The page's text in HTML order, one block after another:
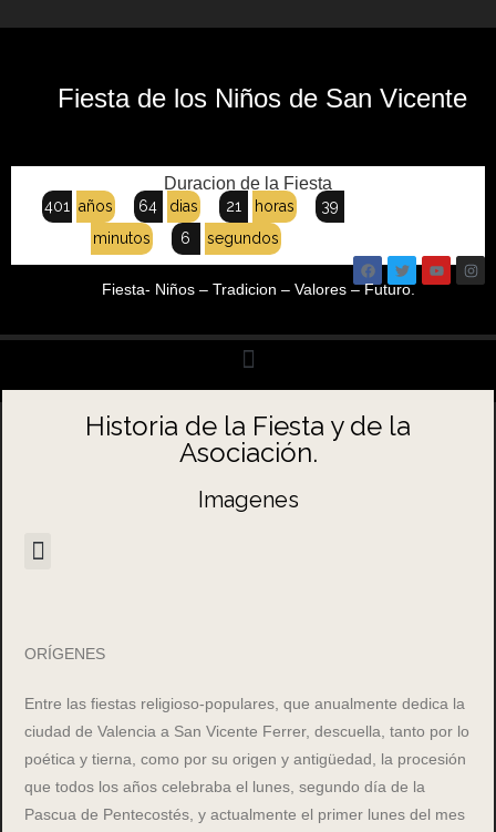
Fiesta de los Niños de San Vicente
Duracion de la Fiesta
401 años 64 dias 21 horas
39
minutos
7 segundos
Fiesta- Niños – Tradicion – Valores – Futuro.
Historia de la Fiesta y de la
Asociación.
Imagenes
ORÍGENES
Entre las fiestas religioso-populares, que anualmente dedica la
ciudad de Valencia a San Vicente Ferrer, descuella, tanto por lo
poética y tierna, como por su origen y antigüedad, la procesión
que todos los años celebraba el lunes, segundo día de la
Pascua de Pentecostés, y actualmente el primer lunes del mes